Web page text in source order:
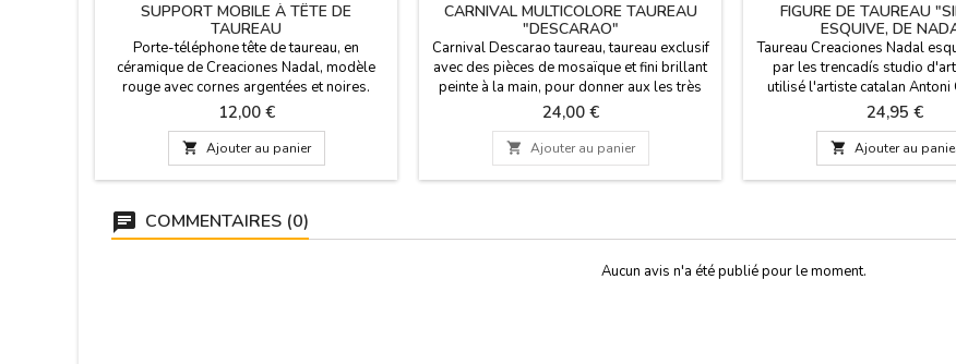
SUPPORT MOBILE À TÊTE DE
TAUREAU
Porte-téléphone tête de taureau, en
céramique de Creaciones Nadal, modèle
rouge avec cornes argentées et noires.
Cadeau idéal pour les amateurs de
tauromachie. Fabriqué en Espagne. Taille : 7
cm x 5 cm
Prix
12,00 €
 Ajouter au panier
CARNIVAL MULTICOLORE TAUREAU
"DESCARAO"
Carnival Descarao taureau, taureau exclusif
avec des pièces de mosaïque et fini brillant
peinte à la main, pour donner aux les très
tauromachie. Fabriqué en résine à Espagne,
avec la technique de trencadís de la marque
Barcino. Collection de 5 taureaux de
différentes tailles (vous pouvez voir les
dimensions ci-dessous).
Prix
24,00 €
 Ajouter au panier
FIGURE DE TAUREAU
ESQUIVE, DE
Taureau Creaciones Nadal
par les trencadís studio
utilisé l'artiste catalan Antoni
sculptures se distinguent par
leur perfection et de beauté.
éditions limitées, marquées
de série. Ces taureaux sont
noir et blanc et en deux tailles.
Prix
24,95 €
 Ajouter au
COMMENTAIRES (0)
Aucun avis n'a été publié pour le moment.